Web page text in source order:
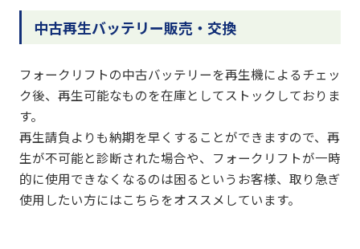
中古再生バッテリー販売・交換
フォークリフトの中古バッテリーを再生機によるチェッ
ク後、再生可能なものを在庫としてストックしておりま
す。
再生請負よりも納期を早くすることができますので、再
生が不可能と診断された場合や、フォークリフトが一時
的に使用できなくなるのは困るというお客様、取り急ぎ
使用したい方にはこちらをオススメしています。